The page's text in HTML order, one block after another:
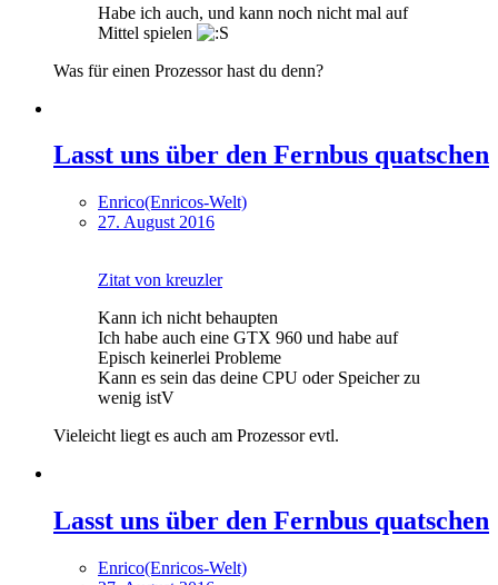
Habe ich auch, und kann noch nicht mal auf
Mittel spielen
Was für einen Prozessor hast du denn?
Lasst uns über den Fernbus quatschen
Enrico(Enricos-Welt)
27. August 2016
Zitat von kreuzler
Kann ich nicht behaupten
Ich habe auch eine GTX 960 und habe auf
Episch keinerlei Probleme
Kann es sein das deine CPU oder Speicher zu
wenig istV
Vieleicht liegt es auch am Prozessor evtl.
Lasst uns über den Fernbus quatschen
Enrico(Enricos-Welt)